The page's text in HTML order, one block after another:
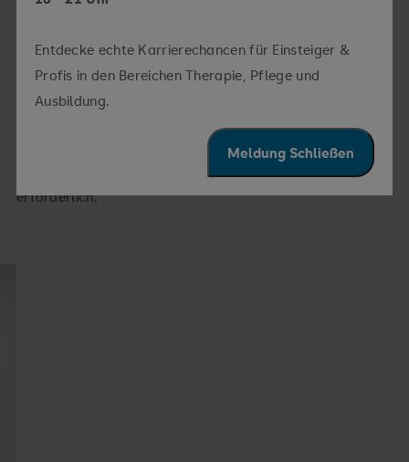
Entdecke echte Karrierechancen für Einsteiger &
Profis in den Bereichen Therapie, Pflege und
Ausbildung.
Meldung Schließen
Schaufensterkrankheit entsteht, welche Warnzeichen Sie
ernst nehmen sollten, welche neuen
Behandlungsmöglichkeiten heute bestehen und was Sie
Der Eintritt ist kostenlos, eine Anmeldung ist nicht
erforderlich.